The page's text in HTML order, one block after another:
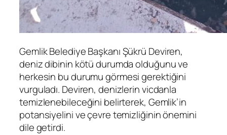
Gemlik Belediye Başkanı Şükrü Deviren,
deniz dibinin kötü durumda olduğunu ve
herkesin bu durumu görmesi gerektiğini
vurguladı. Deviren, denizlerin vicdanla
temizlenebileceğini belirterek, Gemlik’in
potansiyelini ve çevre temizliğinin önemini
dile getirdi.